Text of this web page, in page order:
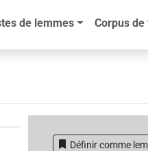
de lemmes Corpus de
Définir comme